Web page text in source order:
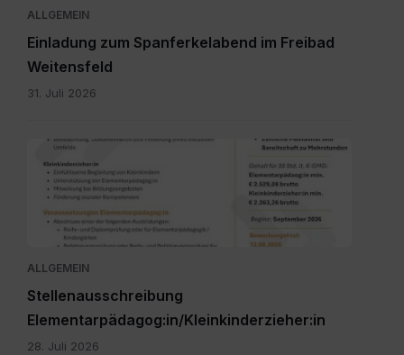
ALLGEMEIN
Einladung zum Spanferkelabend im Freibad
Weitensfeld
31. Juli 2026
Personalpool
Bezirk
Feldkirchen
St.
Veit.pdf
ALLGEMEIN
Stellenausschreibung
Elementarpädagog:in/Kleinkinderzieher:in
28. Juli 2026